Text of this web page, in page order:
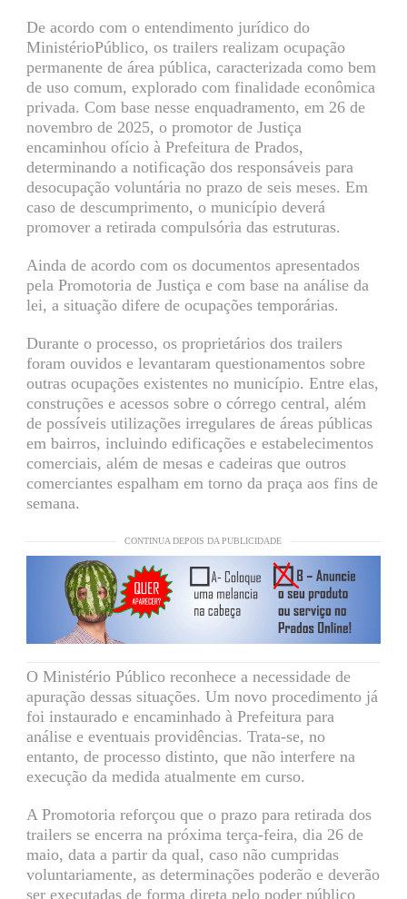
De acordo com o entendimento jurídico do
MinistérioPúblico, os trailers realizam ocupação
permanente de área pública, caracterizada como bem
de uso comum, explorado com finalidade econômica
privada. Com base nesse enquadramento, em 26 de
novembro de 2025, o promotor de Justiça
encaminhou ofício à Prefeitura de Prados,
determinando a notificação dos responsáveis para
desocupação voluntária no prazo de seis meses. Em
caso de descumprimento, o município deverá
promover a retirada compulsória das estruturas.
Ainda de acordo com os documentos apresentados
pela Promotoria de Justiça e com base na análise da
lei, a situação difere de ocupações temporárias.
Durante o processo, os proprietários dos trailers
foram ouvidos e levantaram questionamentos sobre
outras ocupações existentes no município. Entre elas,
construções e acessos sobre o córrego central, além
de possíveis utilizações irregulares de áreas públicas
em bairros, incluindo edificações e estabelecimentos
comerciais, além de mesas e cadeiras que outros
comerciantes espalham em torno da praça aos fins de
semana.
CONTINUA DEPOIS DA PUBLICIDADE
O Ministério Público reconhece a necessidade de
apuração dessas situações. Um novo procedimento já
foi instaurado e encaminhado à Prefeitura para
análise e eventuais providências. Trata-se, no
entanto, de processo distinto, que não interfere na
execução da medida atualmente em curso.
A Promotoria reforçou que o prazo para retirada dos
trailers se encerra na próxima terça-feira, dia 26 de
maio, data a partir da qual, caso não cumpridas
voluntariamente, as determinações poderão e deverão
ser executadas de forma direta pelo poder público